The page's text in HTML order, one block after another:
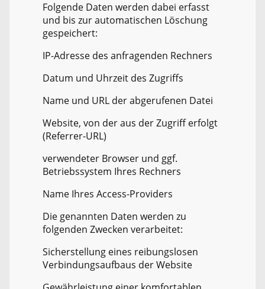
Folgende Daten werden dabei erfasst
und bis zur automatischen Löschung
gespeichert:
IP-Adresse des anfragenden Rechners
Datum und Uhrzeit des Zugriffs
Name und URL der abgerufenen Datei
Website, von der aus der Zugriff erfolgt
(Referrer-URL)
verwendeter Browser und ggf.
Betriebssystem Ihres Rechners
Name Ihres Access-Providers
Die genannten Daten werden zu
folgenden Zwecken verarbeitet:
Sicherstellung eines reibungslosen
Verbindungsaufbaus der Website